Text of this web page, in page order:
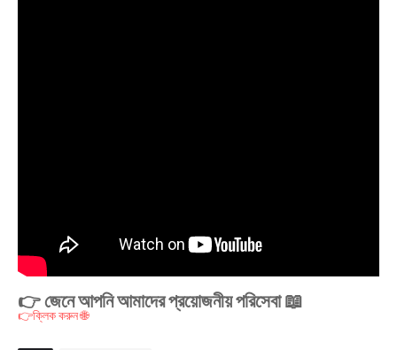
👉 জেনে আপনি আমাদের প্রয়োজনীয় পরিসেবা 📖
👉ক্লিক করুন 🌐